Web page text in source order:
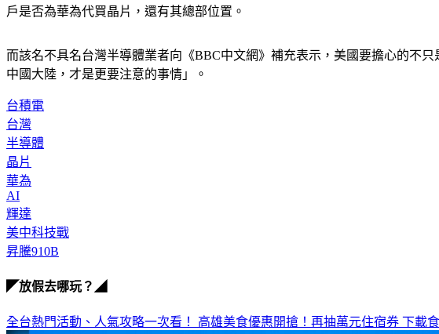
戶是否為華為代買晶片，還有其總部位置。
而該名不具名台灣半導體業者向《BBC中文網》補充表示，美國要擔心的不
中國大陸，才是更要注意的事情」。
台積電
台灣
半導體
晶片
華為
AI
輝達
美中科技戰
昇騰910B
◤放假去哪玩？◢
全台熱門活動、人氣攻略一次看！ 高雄美食優惠開搶！再抽萬元住宿券 下載